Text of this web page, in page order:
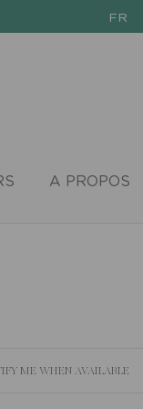
FR
A PROPOS
ME WHEN AVAILABLE